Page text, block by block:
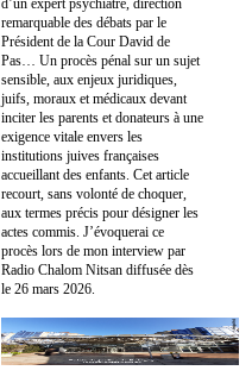
remarquable des débats par le
Président de la Cour David de
Pas… Un procès pénal sur un sujet
sensible, aux enjeux juridiques,
juifs, moraux et médicaux devant
inciter les parents et donateurs à une
exigence vitale envers les
institutions juives françaises
accueillant des enfants. Cet article
recourt, sans volonté de choquer,
aux termes précis pour désigner les
actes commis. J’évoquerai ce
procès lors de mon interview par
Radio Chalom Nitsan diffusée dès
le 26 mars 2026.